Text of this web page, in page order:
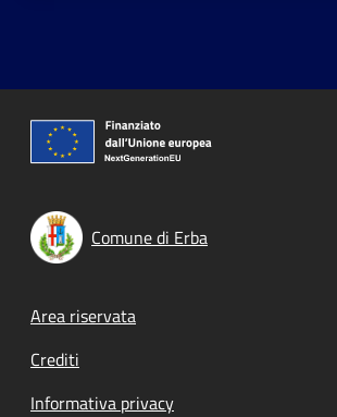
Comune di Erba
Footer menu
Area riservata
Crediti
Informativa privacy